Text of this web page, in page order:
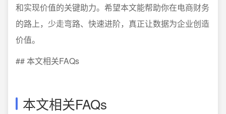
和实现价值的关键助力。希望本文能帮助你在电商财务
的路上，少走弯路、快速进阶，真正让数据为企业创造
价值。
## 本文相关FAQs
本文相关FAQs